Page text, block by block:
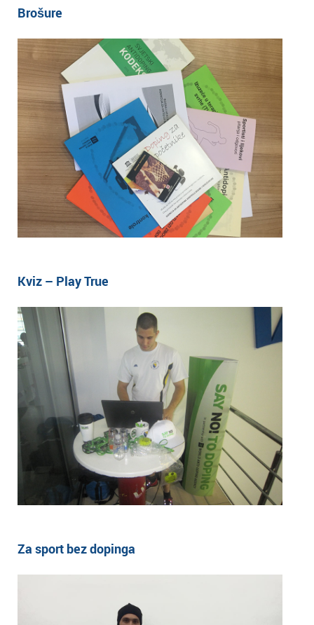
Brošure
Kviz – Play True
Za sport bez dopinga